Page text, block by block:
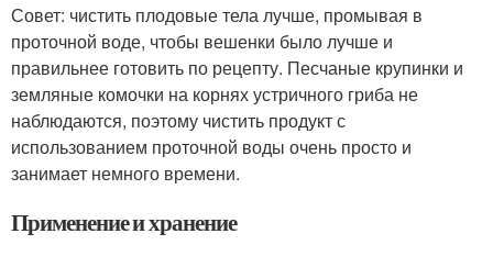
Совет: чистить плодовые тела лучше, промывая в
проточной воде, чтобы вешенки было лучше и
правильнее готовить по рецепту. Песчаные крупинки и
земляные комочки на корнях устричного гриба не
наблюдаются, поэтому чистить продукт с
использованием проточной воды очень просто и
занимает немного времени.
Применение и хранение